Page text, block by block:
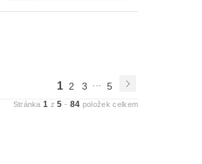
1 2 3 ... 5
Stránka1 z5 - 84 položek celkem